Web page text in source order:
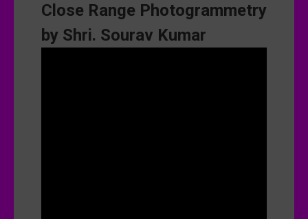
Close Range Photogrammetry
by Shri. Sourav Kumar